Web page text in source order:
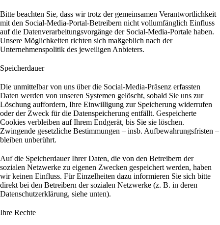
Bitte beachten Sie, dass wir trotz der gemeinsamen Verantwortlichkeit
mit den Social-Media-Portal-Betreibern nicht vollumfänglich Einfluss
auf die Datenverarbeitungsvorgänge der Social-Media-Portale haben.
Unsere Möglichkeiten richten sich maßgeblich nach der
Unternehmenspolitik des jeweiligen Anbieters.
Speicherdauer
Die unmittelbar von uns über die Social-Media-Präsenz erfassten
Daten werden von unseren Systemen gelöscht, sobald Sie uns zur
Löschung auffordern, Ihre Einwilligung zur Speicherung widerrufen
oder der Zweck für die Datenspeicherung entfällt. Gespeicherte
Cookies verbleiben auf Ihrem Endgerät, bis Sie sie löschen.
Zwingende gesetzliche Bestimmungen – insb. Aufbewahrungsfristen –
bleiben unberührt.
Auf die Speicherdauer Ihrer Daten, die von den Betreibern der
sozialen Netzwerke zu eigenen Zwecken gespeichert werden, haben
wir keinen Einfluss. Für Einzelheiten dazu informieren Sie sich bitte
direkt bei den Betreibern der sozialen Netzwerke (z. B. in deren
Datenschutzerklärung, siehe unten).
Ihre Rechte